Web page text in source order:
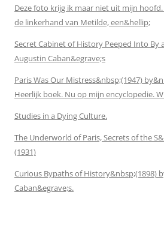
Deze foto krijg ik maar niet uit mijn
de linkerhand van Metilde, een&hellip;
Secret Cabinet of History Peeped Into By
Augustin Caban&egrave;s
Paris Was Our Mistress&nbsp;(1947)
Heerlijk boek. Nu op mijn encyclopedie.
Studies in a Dying Culture.
The Underworld of Paris, Secrets of the
(1931)
Curious Bypaths of History&nbsp;(1898)
Caban&egrave;s.